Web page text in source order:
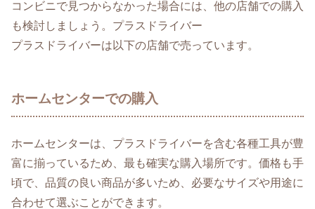
コンビニで見つからなかった場合には、他の店舗での購入
も検討しましょう。プラスドライバー
プラスドライバーは以下の店舗で売っています。
ホームセンターでの購入
ホームセンターは、プラスドライバーを含む各種工具が豊
富に揃っているため、最も確実な購入場所です。価格も手
頃で、品質の良い商品が多いため、必要なサイズや用途に
合わせて選ぶことができます。